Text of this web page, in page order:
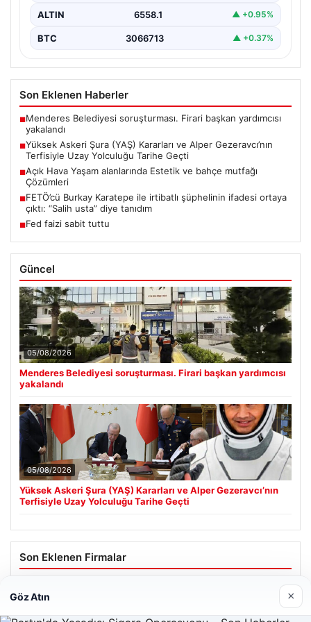
ALTIN 6558.1 ▲ +0.95%
BTC 3066713 ▲ +0.37%
Son Eklenen Haberler
■Menderes Belediyesi soruşturması. Firari başkan yardımcısı
yakalandı
■Yüksek Askeri Şura (YAŞ) Kararları ve Alper Gezeravcı’nın
Terfisiyle Uzay Yolculuğu Tarihe Geçti
■Açık Hava Yaşam alanlarında Estetik ve bahçe mutfağı
Çözümleri
■FETÖ’cü Burkay Karatepe ile irtibatlı şüphelinin ifadesi ortaya
çıktı: “Salih usta” diye tanıdım
■Fed faizi sabit tuttu
Güncel
05/08/2026
Menderes Belediyesi soruşturması. Firari başkan yardımcısı
yakalandı
05/08/2026
Yüksek Askeri Şura (YAŞ) Kararları ve Alper Gezeravcı’nın
Terfisiyle Uzay Yolculuğu Tarihe Geçti
Son Eklenen Firmalar
Göz Atın ×